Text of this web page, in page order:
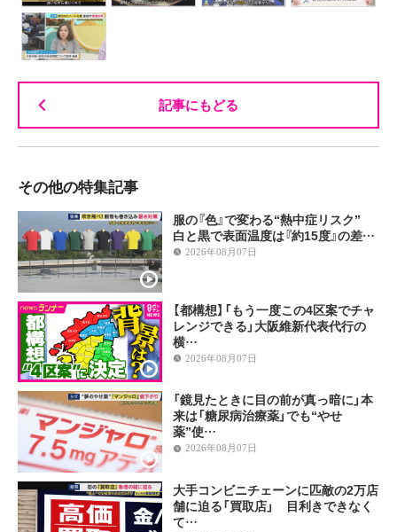
記事にもどる
その他の特集記事
服の『色』で変わる“熱中症リスク”
白と黒で表面温度は『約15度』の差…
2026年08月07日
【都構想】「もう一度この4区案でチャ
レンジできる」大阪維新代表代行の
横…
2026年08月07日
「鏡見たときに目の前が真っ暗に」本
来は「糖尿病治療薬」でも“やせ
薬”使…
2026年08月07日
大手コンビニチェーンに匹敵の2万店
舗に迫る「買取店」 目利きできなく
て…